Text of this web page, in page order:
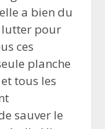
a bien du
lutter pour
ces
planche
tous les
sauver le